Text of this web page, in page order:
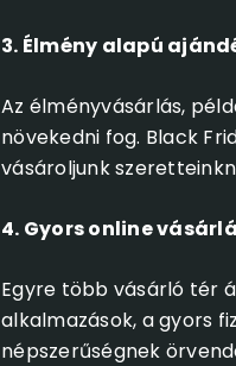
3. Élmény alapú
Az élményvásárlás,
növekedni fog. Black
vásároljunk
4. Gyors online
Egyre több vásárló tér
alkalmazások, a gyors
népszerűségnek